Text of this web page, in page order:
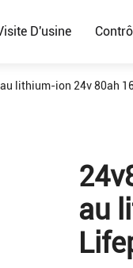
D'usine
lithium-ion 24v 80ah
au